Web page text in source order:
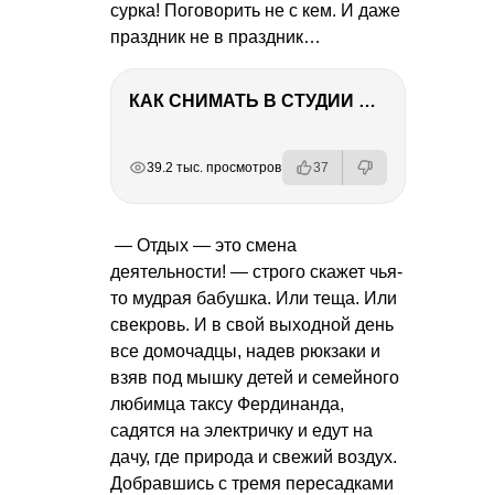
сурка! Поговорить не с кем. И даже
праздник не в праздник…
КАК СНИМАТЬ В СТУДИИ СО ВСПЫШКАМИ
39.2 тыс. просмотров 37
— Отдых — это смена
деятельности! — строго скажет чья-
то мудрая бабушка. Или теща. Или
свекровь. И в свой выходной день
все домочадцы, надев рюкзаки и
взяв под мышку детей и семейного
любимца таксу Фердинанда,
садятся на электричку и едут на
дачу, где природа и свежий воздух.
Добравшись с тремя пересадками